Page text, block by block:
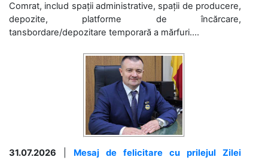
Comrat, includ spații administrative, spații de producere,
depozite, platforme de încărcare,
tansbordare/depozitare temporară a mărfuri....
31.07.2026
Mesaj de felicitare cu prilejul Zilei